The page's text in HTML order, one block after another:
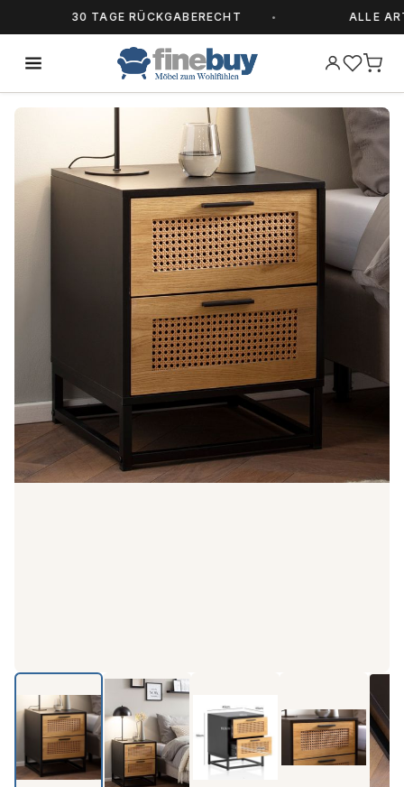
30 TAGE RÜCKGABERECHT ALLE